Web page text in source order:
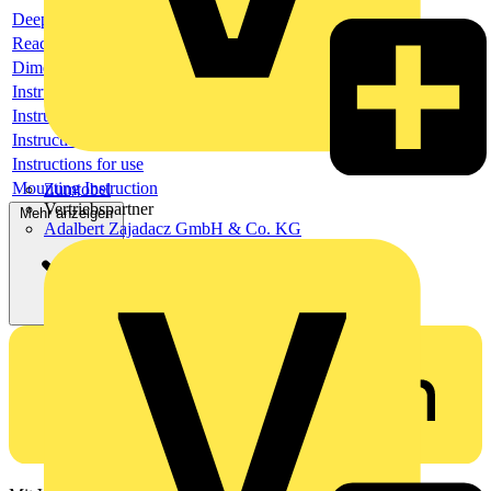
Zumtobel
Vertriebspartner
Adalbert Zajadacz GmbH & Co. KG
Deeplink product page
Reach Declaration URL
Dimensioned drawing
Instructions for use
Instructions for use
Instructions for use
Instructions for use
Mounting Instruction
Mehr anzeigen